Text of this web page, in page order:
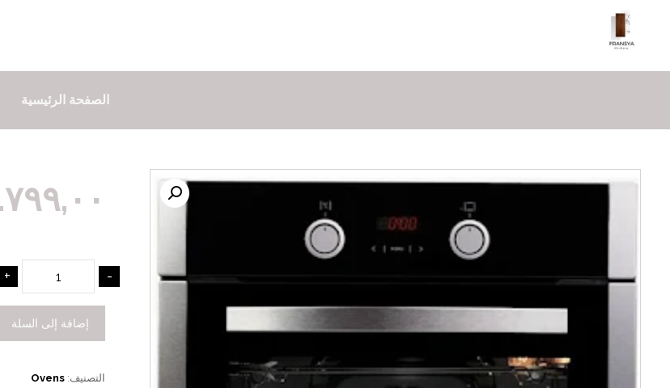
الصفحة الرئيسية
-
+
إضافة إلى السلة
التصنيف: Ovens